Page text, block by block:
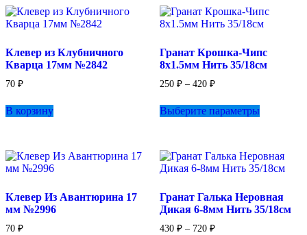
Опции
можно
на
странице
Клевер из Клубничного
Кварца 17мм №2842
70 ₽
В корзину
Гранат Крошка-Чипс
8х1.5мм Нить 35/18см
250 ₽ – 420 ₽Диапазон
250 ₽
–
Выберите параметрытовар
Опции
можно
на
странице
Клевер Из Авантюрина 17
мм №2996
70 ₽
Гранат Галька Неровная
Дикая 6-8мм Нить 35/18см
430 ₽ – 720 ₽Диапазон